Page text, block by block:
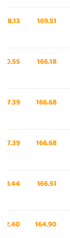
169.51
166.18
166.68
166.68
166.51
164.90